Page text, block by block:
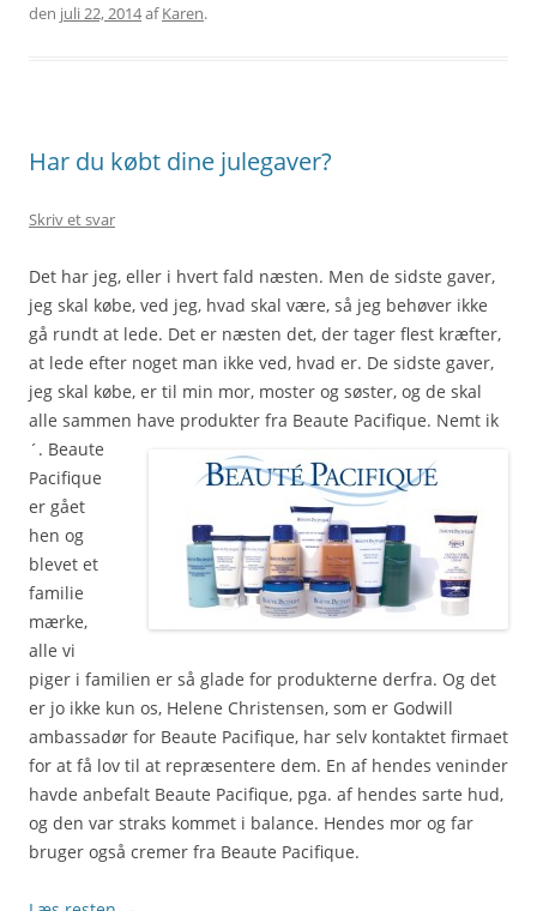
den juli 22, 2014afKaren.
Har du købt dine julegaver?
Skriv et svar
Det har jeg, eller i hvert fald næsten. Men de sidste gaver,
jeg skal købe, ved jeg, hvad skal være, så jeg behøver ikke
gå rundt at lede. Det er næsten det, der tager flest kræfter,
at lede efter noget man ikke ved, hvad er. De sidste gaver,
jeg skal købe, er til min mor, moster og søster, og de skal
alle sammen have produkter fra Beaute Pacifique. Nemt ik
´. Beaute
Pacifique
er gået
hen og
blevet et
familie
mærke,
alle vi
piger i familien er så glade for produkterne derfra. Og det
er jo ikke kun os, Helene Christensen, som er Godwill
ambassadør for Beaute Pacifique, har selv kontaktet firmaet
for at få lov til at repræsentere dem. En af hendes veninder
havde anbefalt Beaute Pacifique, pga. af hendes sarte hud,
og den var straks kommet i balance. Hendes mor og far
bruger også cremer fra Beaute Pacifique.